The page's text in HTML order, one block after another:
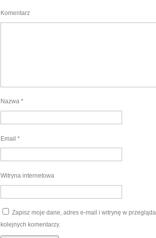
Komentarz
Nazwa *
Email *
Witryna internetowa
Zapisz moje dane, adres e-mail i witrynę w
kolejnych komentarzy.